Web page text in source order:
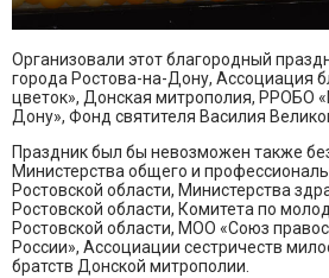
Организовали этот благородный
города Ростова-на-Дону, Ассоциация
цветок», Донская митрополия,
Дону», Фонд святителя Василия
Праздник был бы невозможен также
Министерства общего и
Ростовской области, Министерства
Ростовской области, Комитета по
Ростовской области, МОО «Союз
России», Ассоциации сестричеств
братств Донской митрополии.